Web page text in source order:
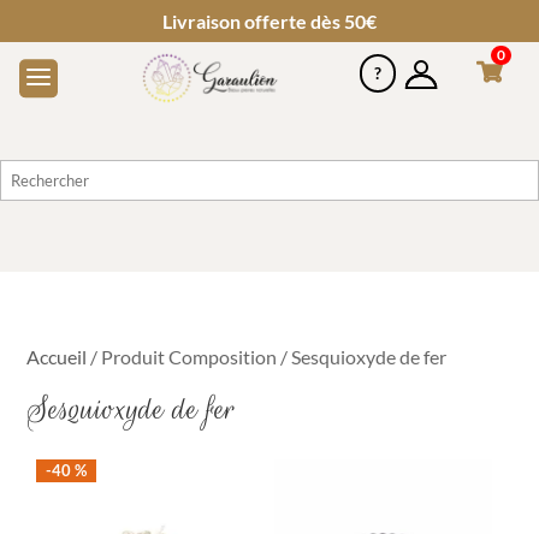
Livraison offerte dès 50€
0
Accueil / Produit Composition / Sesquioxyde de fer
Sesquioxyde de fer
-40 %